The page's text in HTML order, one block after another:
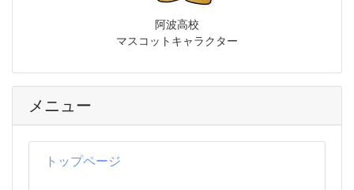
阿波高校
マスコットキャラクター
メニュー
トップページ